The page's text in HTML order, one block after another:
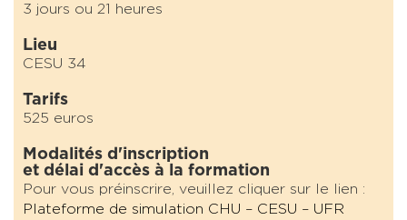
3 jours ou 21 heures
Lieu
CESU 34
Tarifs
525 euros
Modalités d'inscription
et délai d'accès à la formation
Pour vous préinscrire, veuillez cliquer sur le lien :
Plateforme de simulation CHU – CESU – UFR